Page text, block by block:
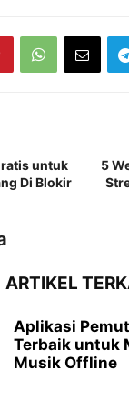
untuk
Di Blokir
5
ARTIKEL
Aplikasi
Terbaik untuk
Musik Offline